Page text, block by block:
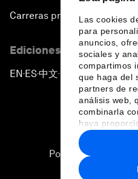
Las cookies
para
anuncios,
sociales y
compartimos
que haga del
partners de
análisis web,
combinarla
haya
recopilado a
hecho de sus
Carreras profesionales
Ediciones en otros
EN ▪ES▪中文▪ 日本語
Política de